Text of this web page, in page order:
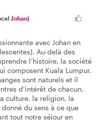
Johan)
avec Johan en
Au-delà des
l’histoire, la société
composent Kuala Lumpur.
sont naturels et il
d’intérêt de chacun.
culture, la religion, la
du sens à ce que
tout notre séjour en